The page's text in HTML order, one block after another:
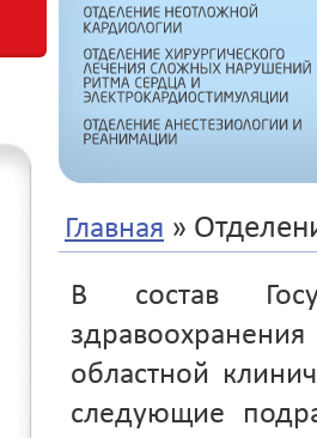
Главная »
В состав
областной
следующие